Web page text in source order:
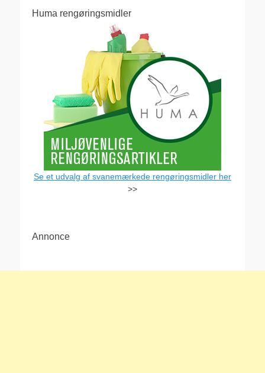
Huma rengøringsmidler
Se et udvalg af svanemærkede rengøringsmidler her
>>
Annonce